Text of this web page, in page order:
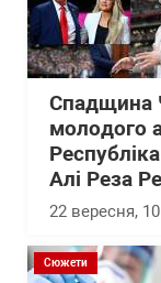
Спадщина
молодого
Алі Реза
22 вересня,
Сюжети